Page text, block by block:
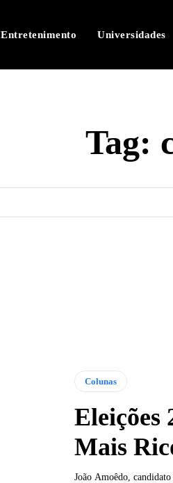
Entretenimento Universidades
Tag:
Colunas
Eleições
Mais
João Amoêdo,